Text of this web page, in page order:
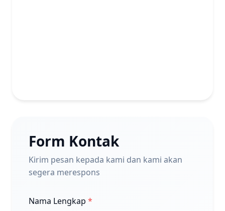
Form Kontak
Kirim pesan kepada kami dan kami akan
segera merespons
Nama Lengkap *